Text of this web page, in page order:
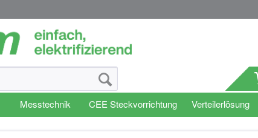
Messtechnik CEE Steckvorrichtung Verteilerlösung